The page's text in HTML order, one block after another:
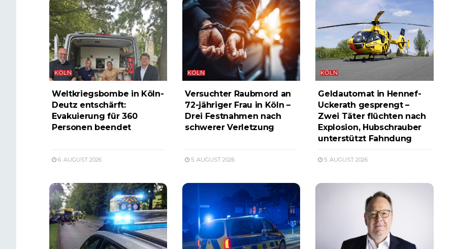
KÖLN
Weltkriegsbombe in Köln-
Deutz entschärft:
Evakuierung für 360
Personen beendet
6. AUGUST 2026
KÖLN
Versuchter Raubmord an
72-jähriger Frau in Köln –
Drei Festnahmen nach
schwerer Verletzung
5. AUGUST 2026
KÖLN
Geldautomat in Hennef-
Uckerath gesprengt –
Zwei Täter flüchten nach
Explosion, Hubschrauber
unterstützt Fahndung
5. AUGUST 2026